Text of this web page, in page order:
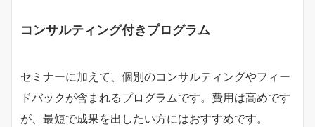
コンサルティング付きプログラム
セミナーに加えて、個別のコンサルティングやフィー
ドバックが含まれるプログラムです。費用は高めです
が、最短で成果を出したい方にはおすすめです。